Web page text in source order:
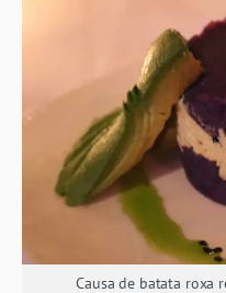
Causa de batata roxa